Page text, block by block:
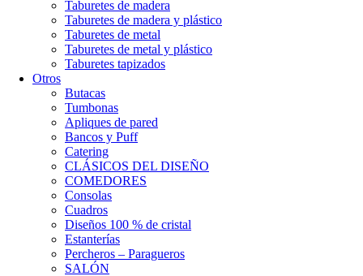
Taburetes de madera
Taburetes de madera y plástico
Taburetes de metal
Taburetes de metal y plástico
Taburetes tapizados
Otros
Butacas
Tumbonas
Apliques de pared
Bancos y Puff
Catering
CLÁSICOS DEL DISEÑO
COMEDORES
Consolas
Cuadros
Diseños 100 % de cristal
Estanterías
Percheros – Paragueros
SALÓN